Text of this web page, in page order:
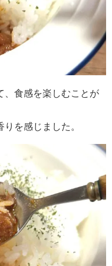
、食感を楽しむことが
を感じました。